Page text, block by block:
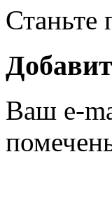
Станьте
Ваш e-